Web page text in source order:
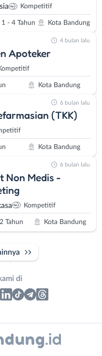
Kompetitif
1 - 4 Tahun Kota Bandung
Apoteker
Kota Bandung
4 bulan lalu
(TKK)
Kota Bandung
6 bulan lalu
Non Medis -
Kompetitif
Tahun Kota Bandung
6 bulan lalu
di